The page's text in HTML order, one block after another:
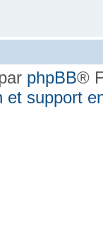
phpBB®
et support